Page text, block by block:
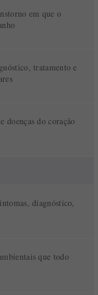
em que o
tratamento e
doenças do coração
diagnóstico,
que todo